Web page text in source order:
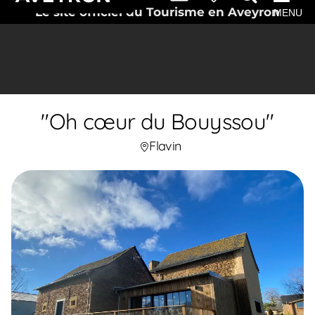
Le site officiel du Tourisme en AveyronMENU
"Oh cœur du Bouyssou"
Flavin